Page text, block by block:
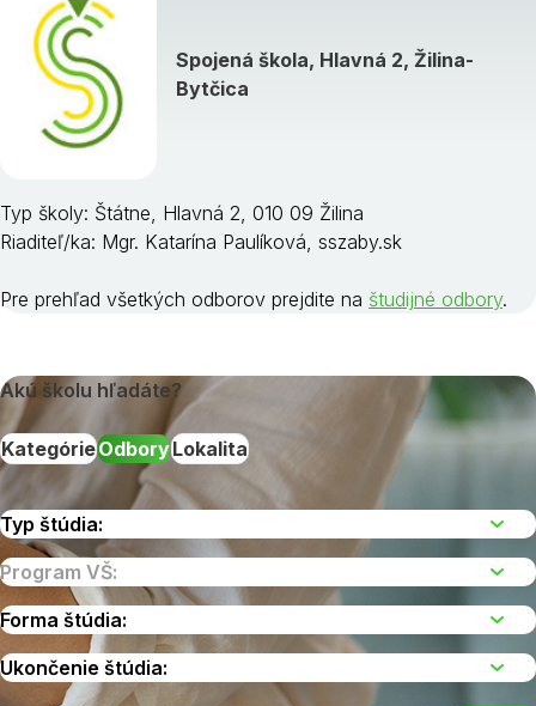
Spojená škola, Hlavná 2, Žilina-
Bytčica
Typ školy: Štátne, Hlavná 2, 010 09 Žilina
Riaditeľ/ka: Mgr. Katarína Paulíková, sszaby.sk
Pre prehľad všetkých odborov prejdite na študijné odbory.
Akú školu hľadáte?
KategórieOdboryLokalita